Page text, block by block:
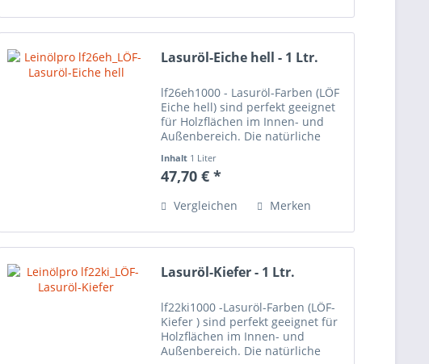
Lasuröl-Eiche hell - 1 Ltr.
lf26eh1000 - Lasuröl-Farben (LÖF
Eiche hell) sind perfekt geeignet
für Holzflächen im Innen- und
Außenbereich. Die natürliche
auch nach dem Anstrich der
Lasuröl-Farbe durch und wird
Inhalt 1 Liter
47,70 € *
Vergleichen Merken
Lasuröl-Kiefer - 1 Ltr.
lf22ki1000 -Lasuröl-Farben (LÖF-
Kiefer ) sind perfekt geeignet für
Holzflächen im Innen- und
Außenbereich. Die natürliche